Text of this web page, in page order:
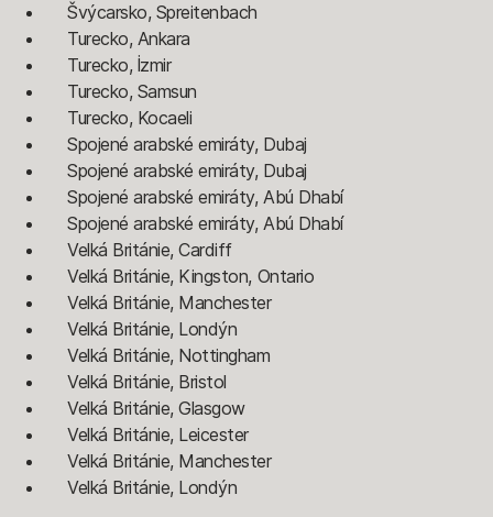
Švýcarsko, Spreitenbach
Turecko, Ankara
Turecko, İzmir
Turecko, Samsun
Turecko, Kocaeli
Spojené arabské emiráty, Dubaj
Spojené arabské emiráty, Dubaj
Spojené arabské emiráty, Abú Dhabí
Spojené arabské emiráty, Abú Dhabí
Velká Británie, Cardiff
Velká Británie, Kingston, Ontario
Velká Británie, Manchester
Velká Británie, Londýn
Velká Británie, Nottingham
Velká Británie, Bristol
Velká Británie, Glasgow
Velká Británie, Leicester
Velká Británie, Manchester
Velká Británie, Londýn